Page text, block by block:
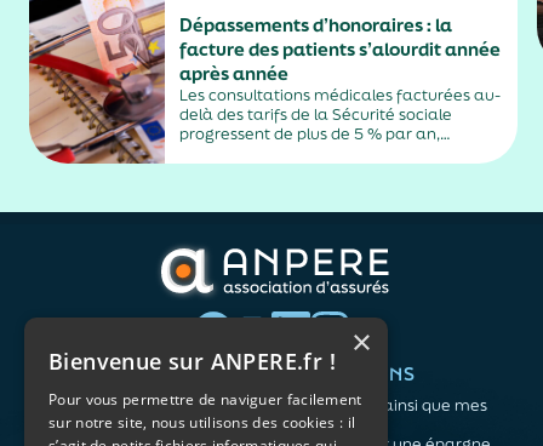
Dépassements d’honoraires : la
facture des patients s’alourdit année
après année
Les consultations médicales facturées au-
delà des tarifs de la Sécurité sociale
progressent de plus de 5 % par an,
alimentés par la montée en puissance des
QUI SOMMES-NOUS ?
L'association
Notre organisation
VOS BESOINS
Me protéger ainsi que mes
proches
×
Bienvenue sur ANPERE.fr !
Pour vous permettre de naviguer facilement
sur notre site, nous utilisons des cookies : il